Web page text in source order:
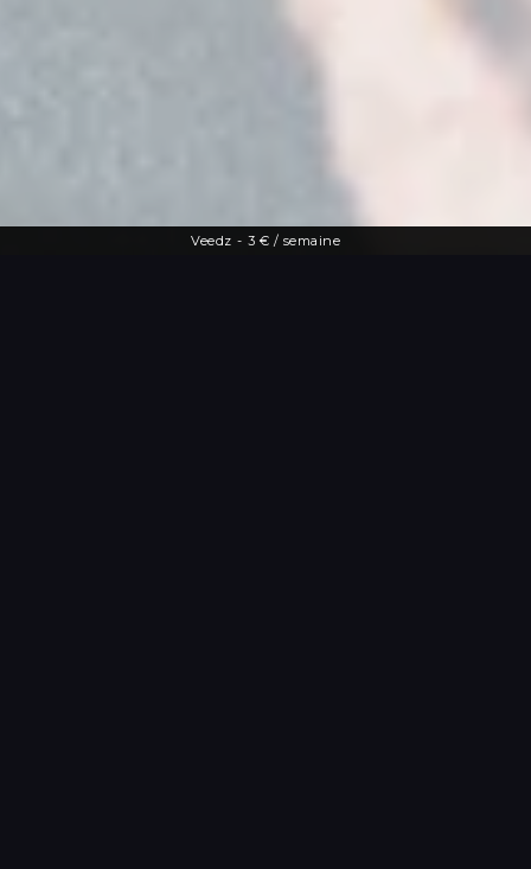
Veedz - 3 € / semaine